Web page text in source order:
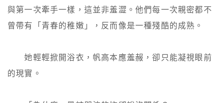
與第一次牽手一樣，這並非羞澀。他們每一次親密都不
曾帶有「青春的稚嫩」，反而像是一種殘酷的成熟。
她輕輕掀開浴衣，帆高本應羞赧，卻只能凝視眼前
的現實。